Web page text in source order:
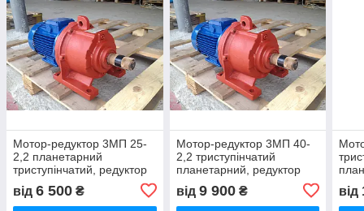
Мотор-редуктор 3МП 25-
2,2 планетарний
триступінчатий, редуктор
4МП 25-2,2 планетарний
від 6 500 ₴
Мотор-редуктор 3МП 40-
2,2 триступінчатий
планетарний, редуктор
4МП 40-2,2 планетарний
від 9 900₴ від